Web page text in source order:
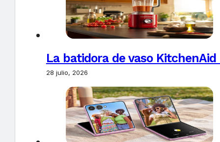
La batidora de vaso
28 julio, 2026